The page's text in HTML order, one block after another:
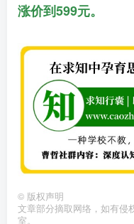
涨价到599元。
© 版权声明
文章部分摘取网络，如有侵
室。